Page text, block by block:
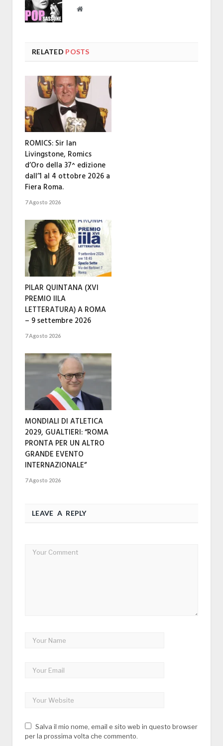
Website
RELATED POSTS
ROMICS: Sir Ian
Livingstone, Romics
d’Oro della 37^ edizione
dall’1 al 4 ottobre 2026 a
Fiera Roma.
7 Agosto 2026
PILAR QUINTANA (XVI
PREMIO IILA
LETTERATURA) A ROMA
– 9 settembre 2026
7 Agosto 2026
MONDIALI DI ATLETICA
2029, GUALTIERI: “ROMA
PRONTA PER UN ALTRO
GRANDE EVENTO
INTERNAZIONALE”
7 Agosto 2026
LEAVE A REPLY
Salva il mio nome, email e sito web in questo browser
per la prossima volta che commento.